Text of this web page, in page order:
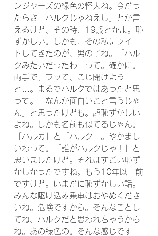
ンジャーズの緑色の怪人ね。今だっ
たらさ「ハルクじゃねえし」とか言
えるけど、その時、19歳とかよ。恥
ずかしい。しかも、その私にツイー
トしてきたのが、男の子ね。「ハル
クみたいだったわ」って。確かに。
両手で、フッて、こじ開けよう
と…。まるでハルクではあったと思
って。「なんか面白いこと言うじゃ
ん」と思ったけども。超恥ずかしい
よね。しかも名前も似てるじゃん。
「ハルカ」と「ハルク」。やかまし
いわって。「誰がハルクじゃ！」と
思いましたけど。それはすごい恥ず
かしかったですね。もう10年以上前
ですけど。いまだに恥ずかしい話。
みんな駆け込み乗車はおやめくださ
いね。危険ですから。そんなことし
てね、ハルクだと思われちゃうから
ね。あの緑色の。そんな感じです